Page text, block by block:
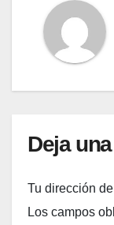
Deja
Tu dirección
Los campos